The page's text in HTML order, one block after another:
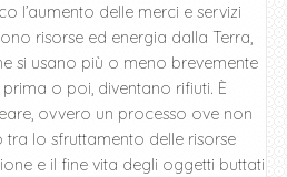
l’aumento delle merci e servizi
risorse ed energia dalla Terra,
si usano più o meno brevemente
o poi, diventano rifiuti. È
ovvero un processo ove non
tra lo sfruttamento delle risorse
e il fine vita degli oggetti buttati